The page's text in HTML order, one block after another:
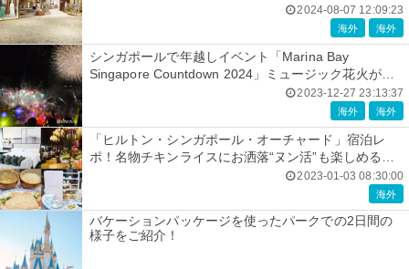
2024-08-07 12:09:23
海外 海外
シンガポールで年越しイベント「Marina Bay
Singapore Countdown 2024」ミュージック花火がマ
2023-12-27 23:13:37
海外 海外
「ヒルトン・シンガポール・オーチャード」宿泊レ
ポ！名物チキンライスにお洒落“ヌン活”も楽しめる非
2023-01-03 08:30:00
海外
バケーションパッケージを使ったパークでの2日間の
様子をご紹介！